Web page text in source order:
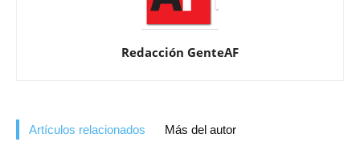
Redacción GenteAF
Artículos relacionados Más del autor